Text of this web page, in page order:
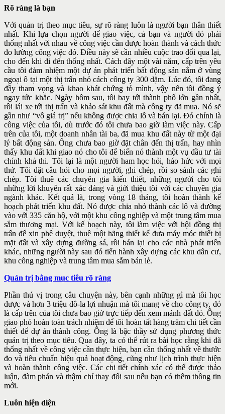
Rõ ràng là bạn
Với quản trị theo mục tiêu, sự rõ ràng luôn là người bạn thân thiết
nhất. Khi lựa chọn người để giao việc, cả bạn và người đó phải
thống nhất với nhau về công việc cần được hoàn thành và cách thức
đo lường công việc đó. Điều này sẽ cần nhiều cuộc trao đổi qua lại,
cho đến khi đi đến thống nhất. Cách đây một vài năm, cấp trên yêu
cầu tôi đảm nhiệm một dự án phát triển bất động sản nằm ở vùng
ngoại ô tại một thị trấn nhỏ cách công ty 300 dặm. Lúc đó, tôi đang
đầy tham vọng và khao khát chứng tỏ mình, vậy nên tôi đồng ý
ngay tức khắc. Ngày hôm sau, tôi bay tới thành phố lớn gần nhất,
rồi lái xe tới thị trấn và khảo sát khu đất mà công ty đã mua. Nó sẽ
gần như “vô giá trị” nếu không được chia lô và bán lại. Đó chính là
công việc của tôi, dù trước đó tôi chưa bao giờ làm việc này. Cấp
trên của tôi, một doanh nhân tài ba, đã mua khu đất này từ một đại
lý bất động sản. Ông chưa bao giờ đặt chân đến thị trấn, hay nhìn
thấy khu đất khi giao nó cho tôi để biến nó thành một vụ đầu tư tài
chính khả thi. Tôi lại là một người ham học hỏi, háo hức với mọi
thứ. Tôi đặt câu hỏi cho mọi người, ghi chép, rồi so sánh các ghi
chép. Tôi thuê các chuyên gia kiến thiết, những người cho tôi
những lời khuyên rất xác đáng và giới thiệu tôi với các chuyên gia
ngành khác. Kết quả là, trong vòng 18 tháng, tôi hoàn thành kế
hoạch phát triển khu đất. Nó được chia nhỏ thành các lô và đường
vào với 335 căn hộ, với một khu công nghiệp và một trung tâm mua
sắm thương mại. Với kế hoạch này, tôi làm việc với hội đồng thị
trấn để xin phê duyệt, thuê một hãng thiết kế đưa máy móc thiết bị
mặt đất và xây dựng đường sá, rồi bán lại cho các nhà phát triển
khác, những người này sau đó tiến hành xây dựng các khu dân cư,
khu công nghiệp và trung tâm mua sắm bán lẻ.
Quản trị bằng mục tiêu rõ ràng
Phần thú vị trong câu chuyện này, bên cạnh những gì mà tôi học
được và hơn 3 triệu đô-la lợi nhuận mà tôi mang về cho công ty, đó
là cấp trên của tôi chưa bao giờ trực tiếp đến xem mảnh đất đó. Ông
giao phó hoàn toàn trách nhiệm để tôi hoàn tất hàng trăm chi tiết cần
thiết để dự án thành công. Ông là bậc thầy sử dụng phương thức
quản trị theo mục tiêu. Qua đây, ta có thể rút ra bài học rằng khi đã
thống nhất về công việc cần thực hiện, bạn cần thống nhất về thước
đo và tiêu chuẩn hiệu quả hoạt động, cũng như lịch trình thực hiện
và hoàn thành công việc. Các chi tiết chính xác có thể được thảo
luận, đàm phán và thậm chí thay đổi sau nếu bạn có thêm thông tin
mới.
Luôn hiện diện